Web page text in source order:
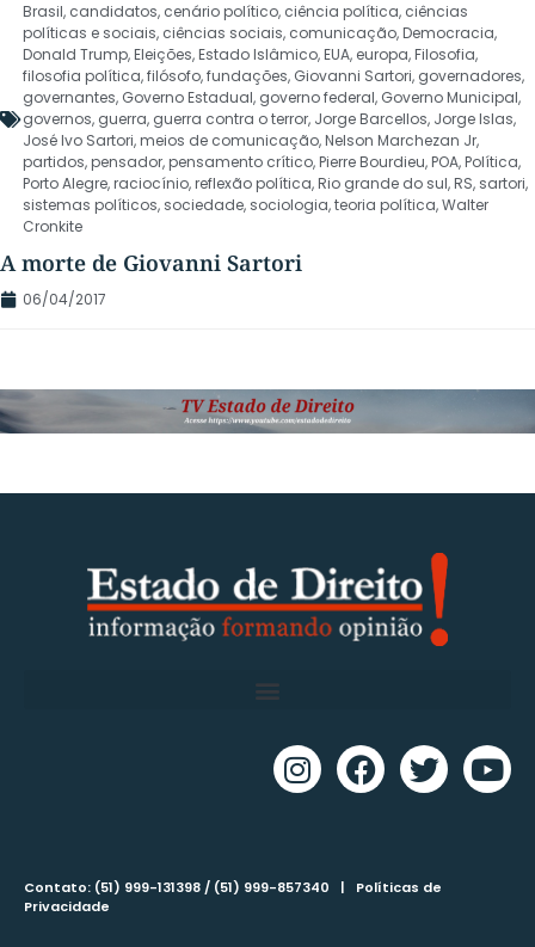
Brasil, candidatos, cenário político, ciência política, ciências
políticas e sociais, ciências sociais, comunicação,Democracia,
Donald Trump,Eleições,Estado Islâmico,EUA, europa,Filosofia,
filosofia política,filósofo,fundações, Giovanni Sartori, governadores,
governantes, Governo Estadual, governo federal, Governo Municipal,
governos, guerra, guerra contra o terror, Jorge Barcellos, Jorge Islas,
José Ivo Sartori,meios de comunicação,Nelson Marchezan Jr,
partidos,pensador,pensamento crítico,Pierre Bourdieu,POA,Política,
Porto Alegre,raciocínio,reflexão política,Rio grande do sul,RS, sartori,
sistemas políticos, sociedade, sociologia,teoria política,Walter
Cronkite
A morte de Giovanni Sartori
06/04/2017
Contato: (51) 999-131398 / (51) 999-857340 | Políticas de
Privacidade